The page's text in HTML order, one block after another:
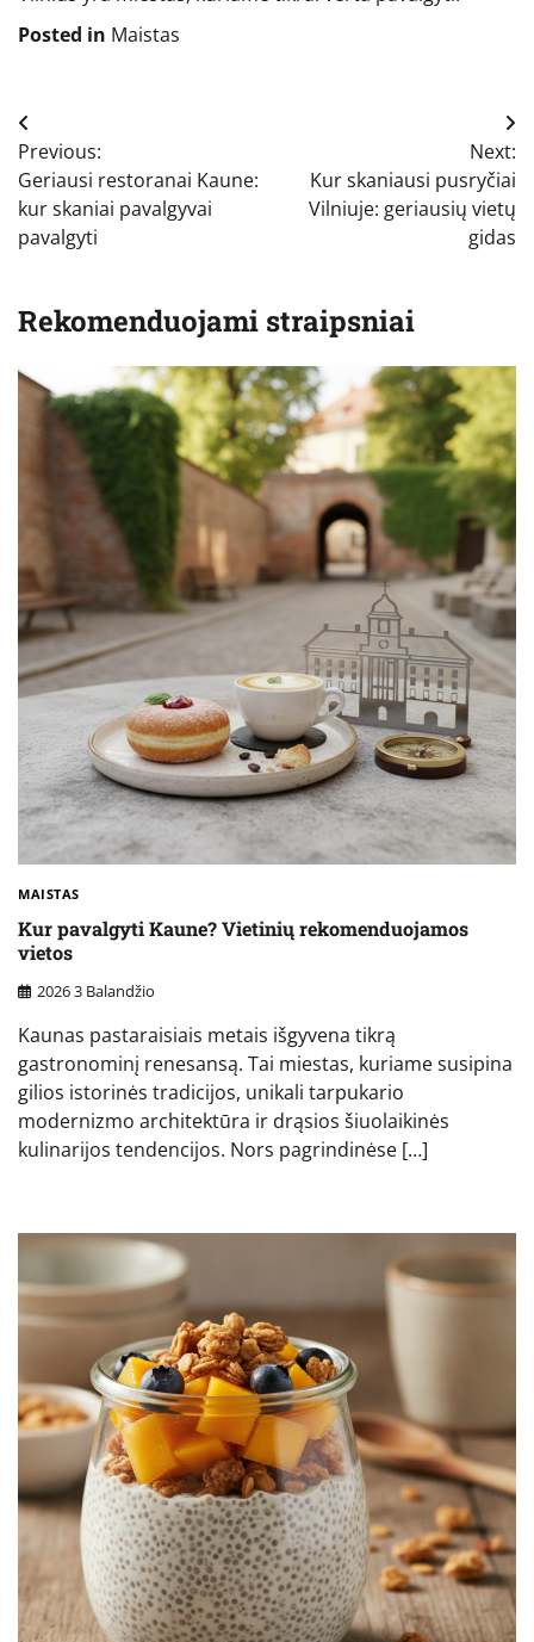
Posted in Maistas
Navigacija
tarp
įrašų
Previous:
Geriausi restoranai Kaune:
kur skaniai pavalgyvai
pavalgyti
Next:
Kur skaniausi pusryčiai
Vilniuje: geriausių vietų
gidas
Rekomenduojami straipsniai
MAISTAS
Kur pavalgyti Kaune? Vietinių rekomenduojamos
vietos
2026 3 Balandžio
Kaunas pastaraisiais metais išgyvena tikrą
gastronominį renesansą. Tai miestas, kuriame susipina
gilios istorinės tradicijos, unikali tarpukario
modernizmo architektūra ir drąsios šiuolaikinės
kulinarijos tendencijos. Nors pagrindinėse […]